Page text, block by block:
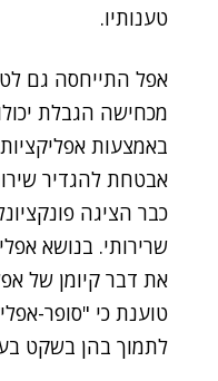
טענותיו.
אפל התייחסה גם
כבר הציגה
שרירותי. בנושא
טוענת כי "סופר-
לתמוך בהן בשקט